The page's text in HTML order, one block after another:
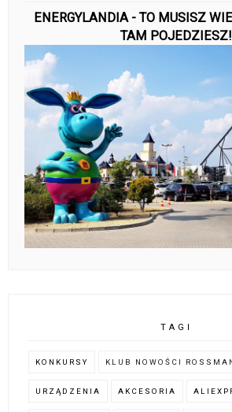
ENERGYLANDIA - TO MUSISZ
TAM POJEDZIESZ!
TAGI
KONKURSY KLUB NOWOŚCI
URZĄDZENIA AKCESORIA